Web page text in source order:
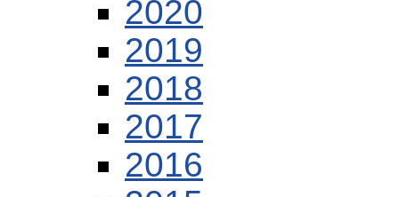
2020
2019
2018
2017
2016